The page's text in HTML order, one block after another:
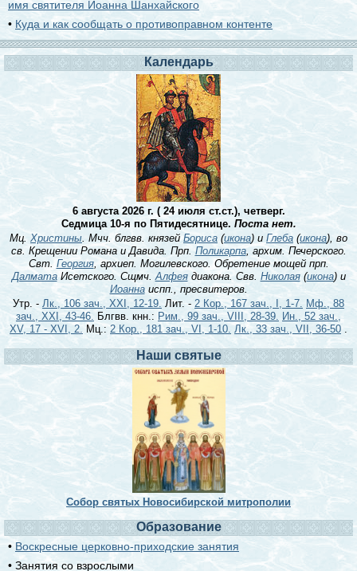
имя святителя Иоанна Шанхайского
• Куда и как сообщать о противоправном контенте
Календарь
6 августа 2026 г. ( 24 июля ст.ст.), четверг.
Седмица 10-я по Пятидесятнице. Поста нет.
Мц. Христины. Мчч. блгвв. князейБориса (икона) и Глеба (икона), во
св. Крещении Романа и Давида. Прп. Поликарпа, архим. Печерского.
Свт. Георгия, архиеп. Могилевского. Обретение мощей прп.
ДалматаИсетского. Сщмч.Алфеядиакона. Свв. Николая(икона) и
Иоаннаиспп., пресвитеров.
Утр. - Лк., 106 зач., XXI, 12-19. Лит. - 2 Кор., 167 зач., I, 1-7. Мф., 88
зач., XXI, 43-46. Блгвв. кнн.: Рим., 99 зач., VIII, 28-39. Ин., 52 зач.,
XV, 17 - XVI, 2. Мц.: 2 Кор., 181 зач., VI, 1-10. Лк., 33 зач., VII, 36-50 .
Наши святые
Собор святых Новосибирской митрополии
Образование
• Воскресные церковно-приходские занятия
• Занятия со взрослыми